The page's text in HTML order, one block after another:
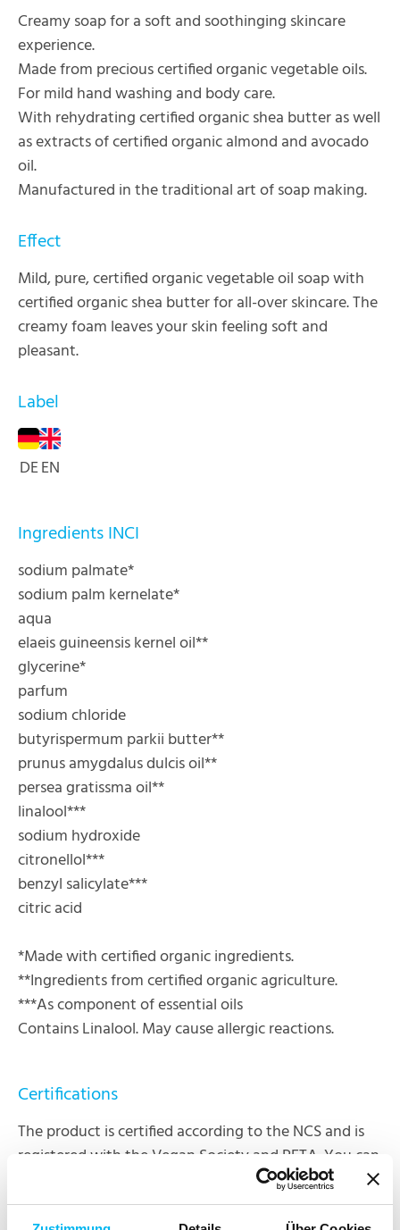
Creamy soap for a soft and soothinging skincare
experience.
Made from precious certified organic vegetable oils.
For mild hand washing and body care.
With rehydrating certified organic shea butter as well
as extracts of certified organic almond and avocado
oil.
Manufactured in the traditional art of soap making.
Effect
Mild, pure, certified organic vegetable oil soap with
certified organic shea butter for all-over skincare. The
creamy foam leaves your skin feeling soft and
pleasant.
Label
DEEN
Ingredients INCI
sodium palmate*
sodium palm kernelate*
aqua
elaeis guineensis kernel oil**
glycerine*
parfum
sodium chloride
butyrispermum parkii butter**
prunus amygdalus dulcis oil**
persea gratissma oil**
linalool***
sodium hydroxide
citronellol***
benzyl salicylate***
citric acid
*Made with certified organic ingredients.
**Ingredients from certified organic agriculture.
***As component of essential oils
Contains Linalool. May cause allergic reactions.
Certifications
The product is certified according to the NCS and is
registered with the Vegan Society and PETA. You can
find more information about our certifications here: